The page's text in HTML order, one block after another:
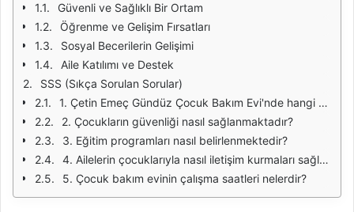
Güvenli ve Sağlıklı Bir Ortam
Öğrenme ve Gelişim Fırsatları
Sosyal Becerilerin Gelişimi
Aile Katılımı ve Destek
SSS (Sıkça Sorulan Sorular)
1. Çetin Emeç Gündüz Çocuk Bakım Evi'nde hangi yaş gruplarındaki çocuklar kabul edilmektedir?
2. Çocukların güvenliği nasıl sağlanmaktadır?
3. Eğitim programları nasıl belirlenmektedir?
4. Ailelerin çocuklarıyla nasıl iletişim kurmaları sağlanmaktadır?
5. Çocuk bakım evinin çalışma saatleri nelerdir?